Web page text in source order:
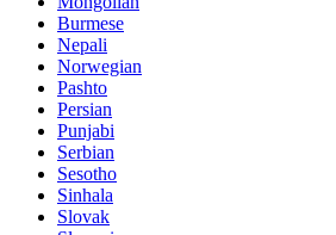
Burmese
Nepali
Norwegian
Pashto
Persian
Punjabi
Serbian
Sesotho
Sinhala
Slovak